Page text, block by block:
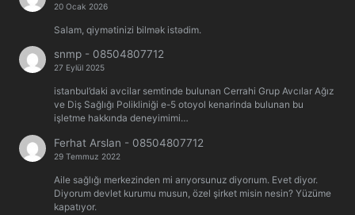
20 Ocak 2026
Salam, qiymətinizi bilmək istədim.
snmp - 08504807712
27 Eylül 2025
istanbul’daki avcilar semtinde bulunan Cerrahi Grup Avcılar Ağız
ve Diş Sağlığı Polikliniği e-5 otoyol kenarinda bulunan bu
işletme hakkında deneyimimi…
Ferhat Arslan - 08504807712
29 Temmuz 2022
Aile sağlığı merkezinden mi arıyorsunuz diyorıum. Evet diyor.
Diyorum devlet kurumu musun, özel şirket misin nesin? Yüzüme
kapatıyor.